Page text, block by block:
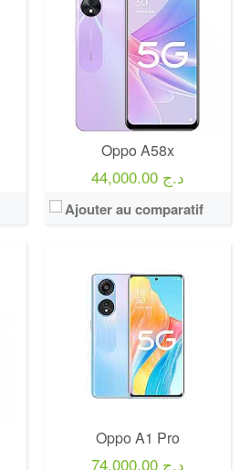
Oppo A58x
44,000.00 د.ج
Ajouter au comparatif
Oppo A1 Pro
74,000.00 د.ج